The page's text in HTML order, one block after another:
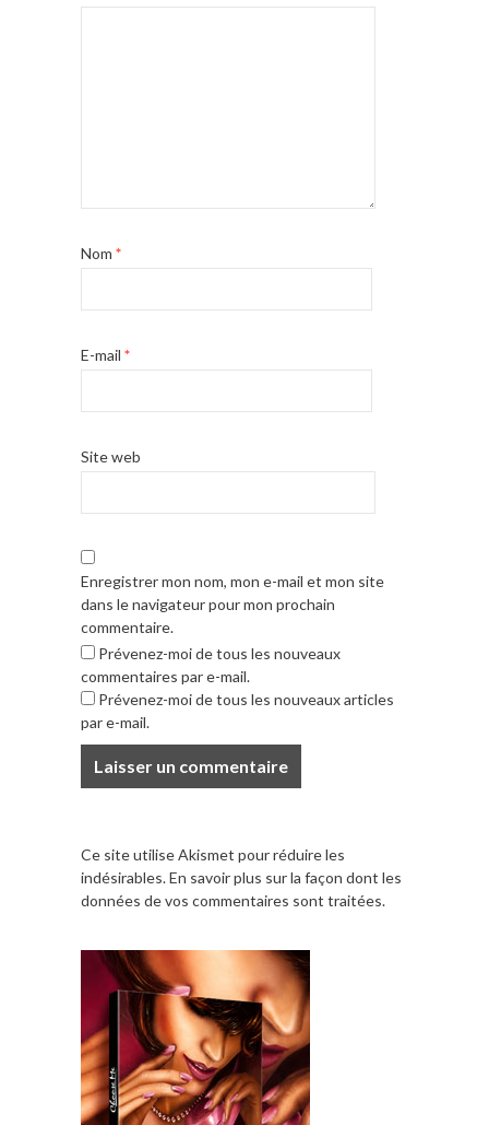
Nom *
E-mail *
Site web
Enregistrer mon nom, mon e-mail et mon site
dans le navigateur pour mon prochain
commentaire.
Prévenez-moi de tous les nouveaux
commentaires par e-mail.
Prévenez-moi de tous les nouveaux articles
par e-mail.
Ce site utilise Akismet pour réduire les
indésirables.En savoir plus sur la façon dont les
données de vos commentaires sont traitées.